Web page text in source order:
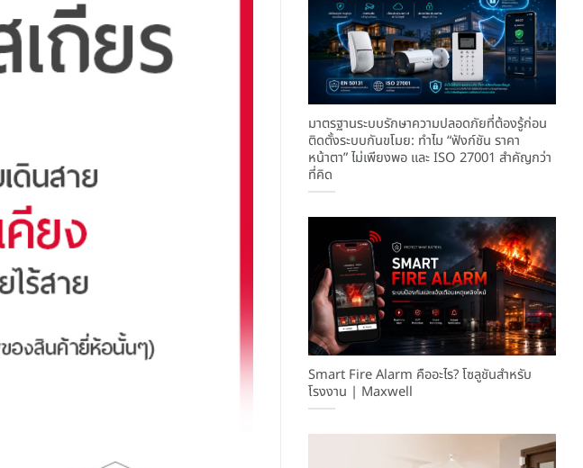
มาตรฐานระบบรักษาความปลอดภัยที่ต้องรู้ก่อน
ติดตั้งระบบกันขโมย: ทำไม “ฟังก์ชัน ราคา
หน้าตา” ไม่เพียงพอ และ ISO 27001 สำคัญกว่า
ที่คิด
Smart Fire Alarm คืออะไร? โซลูชันสำหรับ
โรงงาน | Maxwell